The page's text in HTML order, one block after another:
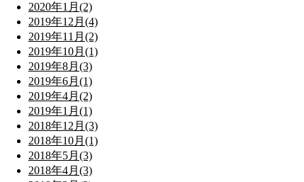
2020年1月(2)
2019年12月(4)
2019年11月(2)
2019年10月(1)
2019年8月(3)
2019年6月(1)
2019年4月(2)
2019年1月(1)
2018年12月(3)
2018年10月(1)
2018年5月(3)
2018年4月(3)